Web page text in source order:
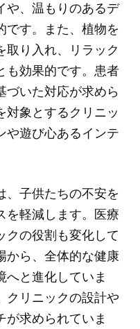
や、温もりのあるデ
です。また、植物を
取り入れ、リラック
も効果的です。患者
づいた対応が求めら
対象とするクリニッ
や遊び心あるインテ
、子供たちの不安を
を軽減します。医療
クの役割も変化して
から、全体的な健康
へと進化していま
クリニックの設計や
が求められていま